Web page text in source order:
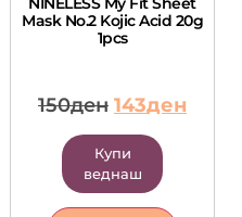
Mask No.2 Kojic Acid 20g
1pcs
150ден 143ден
Купи
веднаш